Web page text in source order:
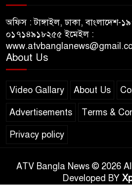
অফিস : টাঙ্গাইল, ঢাকা, বাংলাদেশ-
০১৭১৪৯১৮২৫৫ ইমেইল :
About Us
Video Gallary About Us
Advertisements Terms &
Privacy policy
ATV Bangla News © 2026
Developed BY